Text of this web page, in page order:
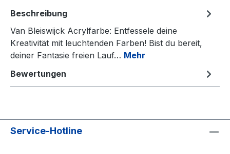
Beschreibung
Van Bleiswijck Acrylfarbe: Entfessele deine
Kreativität mit leuchtenden Farben! Bist du bereit,
deiner Fantasie freien Lauf… Mehr
Bewertungen
Service-Hotline